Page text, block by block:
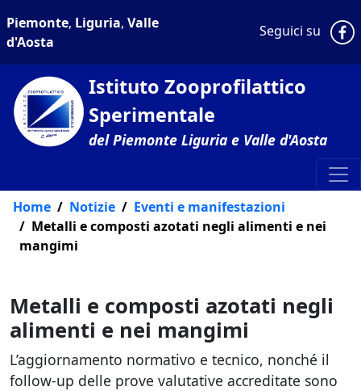
Piemonte, Liguria, Valle
d'Aosta
Seguici su
Istituto Zooprofilattico
Sperimentale
del Piemonte Liguria e Valle d'Aosta
Home Notizie
Eventi e manifestazioni
Metalli e composti azotati negli alimenti e nei
mangimi
Metalli e composti azotati negli
alimenti e nei mangimi
L’aggiornamento normativo e tecnico, nonché il
follow-up delle prove valutative accreditate sono